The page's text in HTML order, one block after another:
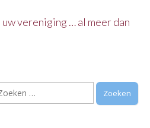
e.o.
vereniging … al meer dan